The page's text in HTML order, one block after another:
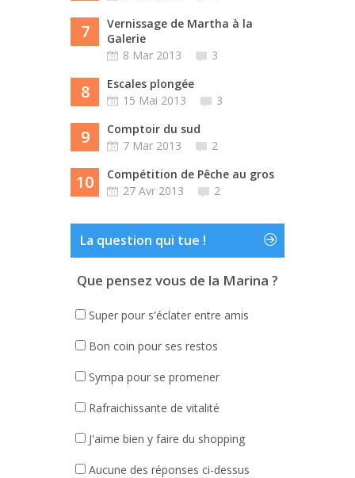
7
Vernissage de Martha à la
Galerie
8 Mar 2013
3
8
Escales plongée
15 Mai 2013
3
9
Comptoir du sud
7 Mar 2013
2
10
Compétition de Pêche au gros
27 Avr 2013
2
La question qui tue !
Que pensez vous de la Marina ?
Super pour s'éclater entre amis
Bon coin pour ses restos
Sympa pour se promener
Rafraichissante de vitalité
J'aime bien y faire du shopping
Aucune des réponses ci-dessus